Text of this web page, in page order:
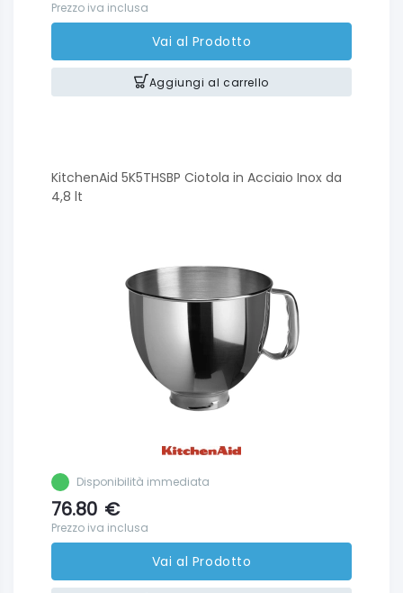
Prezzo iva inclusa
Vai al Prodotto
Aggiungi al carrello
KitchenAid 5K5THSBP Ciotola in Acciaio Inox da
4,8 lt
Disponibilità immediata
76.80 €
Prezzo iva inclusa
Vai al Prodotto